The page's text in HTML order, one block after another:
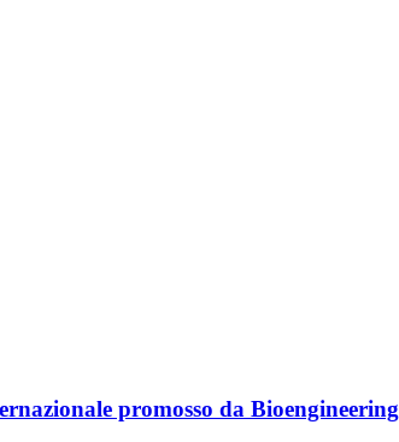
promosso da Bioengineering